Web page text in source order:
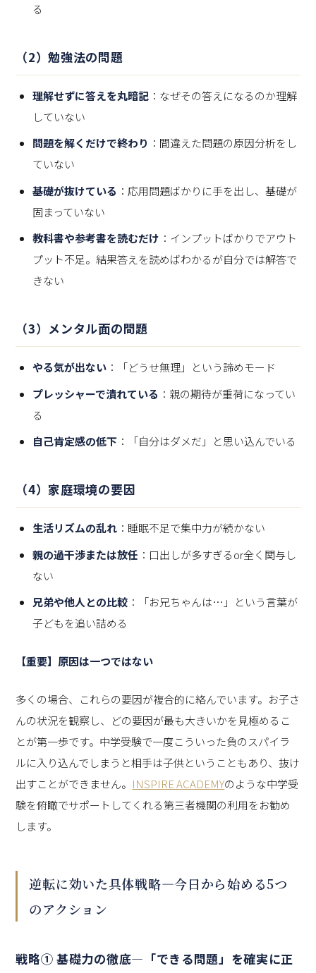
る
（2）勉強法の問題
理解せずに答えを丸暗記 ：なぜその答えになるのか理解
していない
問題を解くだけで終わり ：間違えた問題の原因分析をし
ていない
基礎が抜けている ：応用問題ばかりに手を出し、基礎が
固まっていない
教科書や参考書を読むだけ ：インプットばかりでアウト
プット不足。結果答えを読めばわかるが自分では解答で
きない
（3）メンタル面の問題
やる気が出ない ：「どうせ無理」という諦めモード
プレッシャーで潰れている ：親の期待が重荷になってい
る
自己肯定感の低下 ：「自分はダメだ」と思い込んでいる
（4）家庭環境の要因
生活リズムの乱れ ：睡眠不足で集中力が続かない
親の過干渉または放任 ：口出しが多すぎるor全く関与し
ない
兄弟や他人との比較 ：「お兄ちゃんは…」という言葉が
子どもを追い詰める
【重要】原因は一つではない
多くの場合、これらの要因が複合的に絡んでいます。お子さ
んの状況を観察し、どの要因が最も大きいかを見極めるこ
とが第一歩です。中学受験で一度こういった負のスパイラ
ルに入り込んでしまうと相手は子供ということもあり、抜け
出すことができません。 INSPIRE ACADEMYのような中学受
験を俯瞰でサポートしてくれる第三者機関の利用をお勧め
します。
逆転に効いた具体戦略—今日から始める5つ
のアクション
戦略① 基礎力の徹底—「できる問題」を確実に正